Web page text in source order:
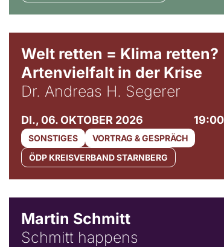
Welt retten = Klima retten?
Artenvielfalt in der Krise
Dr. Andreas H. Segerer
DI., 06. OKTOBER 2026
SONSTIGES
VORTRAG & GESPRÄCH
ÖDP KREISVERBAND STARNBERG
Martin Schmitt
Schmitt happens